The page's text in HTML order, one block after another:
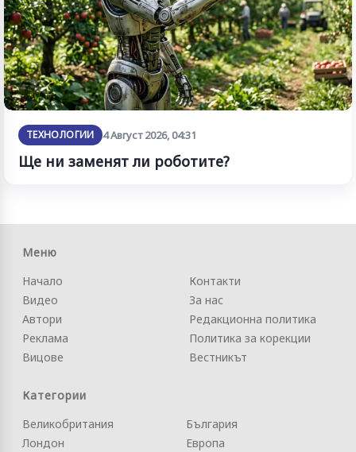
ТЕХНОЛОГИИ 4 Август 2026, 04:31
Ще ни заменят ли роботите?
Меню
Начало
Видео
Автори
Реклама
Вицове
Контакти
За нас
Редакционна политика
Политика за корекции
Вестникът
Категории
Великобритания
Лондон
България
Европа